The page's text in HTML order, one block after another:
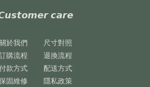
𝙘𝙖𝙧𝙚
關於我們
尺寸對照
購流程
退換流程
款方式
配送方式
固維修
隱私政策